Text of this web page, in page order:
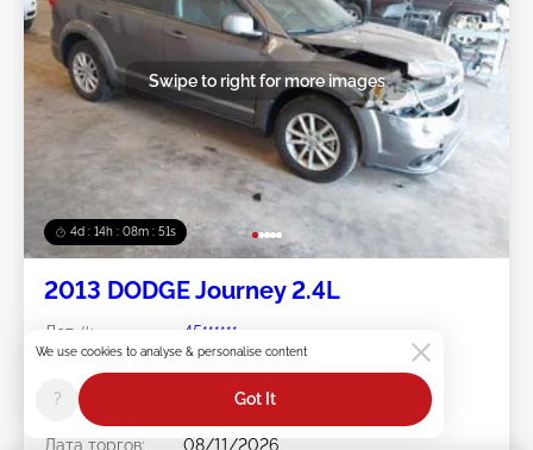
4d : 14h : 08m : 48s
Swipe to right for more images
2013 DODGE Journey 2.4L
Лот #:
45******
Пробег:
92,996 миль
Повреждения:
Передняя часть
Doc Type:
Clear Michigan
Площадка:
MI - FLINT
Дата торгов:
08/11/2026
We use cookies to analyse & personalise content
? Got It